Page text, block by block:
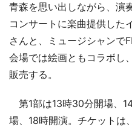
青森を思い出しながら、演
コンサートに楽曲提供した
さんと、ミュージシャンで
会場では絵画ともコラボし
販売する。
第1部は13時30分開場、
場、18時開演。チケット